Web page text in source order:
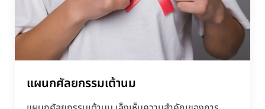
แผนกศัลยกรรมเต้านม